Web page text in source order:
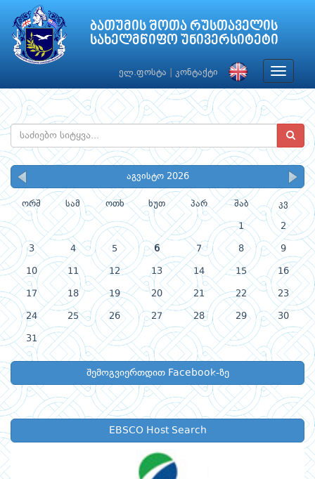
ბათუმის შოთა რუსთაველის
სახელმწიფო უნივერსიტეტი
ელ.ფოსტა კონტაქტი
Toggle
აგვისტო 2026
ორშ სამ ოთხ ხუთ პარ შაბ კვ
1 2
3 4 5 6 7 8 9
10 11 12 13 14 15 16
17 18 19 20 21 22 23
24 25 26 27 28 29 30
31
შემოგვიერთდით Facebook-ზე
EBSCO Host Search